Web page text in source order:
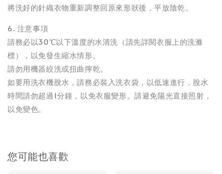
將洗好的針織衣物重新調整回原來形狀後，平放陰乾。
6. 注意事項
請務必以30℃以下溫度的水清洗（請先詳閱衣服上的洗滌
標），以免發生縮水情形。
請勿用機器絞洗或扭曲擰乾。
如要用洗衣機脫水，請務必裝入洗衣袋，以低速進行，脫水
時間請勿超過1分鐘，以免衣服變形。請避免陽光直接照射，
以免變色。
您可能也喜歡